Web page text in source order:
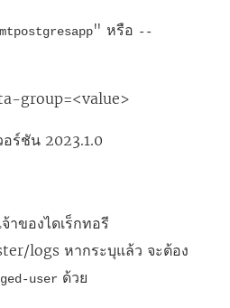
" หรือ --
group=<value>
อร์ชัน 2023.1.0
าของไดเร็กทอรี
logs หากระบุแล้ว จะต้อง
user ด้วย